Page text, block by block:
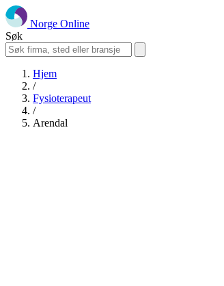
Norge Online
Søk
Hjem
/
Fysioterapeut
/
Arendal